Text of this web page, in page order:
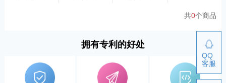
共0个商品
拥有专利的好处
QQ
客服